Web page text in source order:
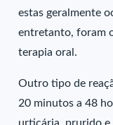
estas geralmente
entretanto, foram
terapia oral.
Outro tipo de
20 minutos a 48